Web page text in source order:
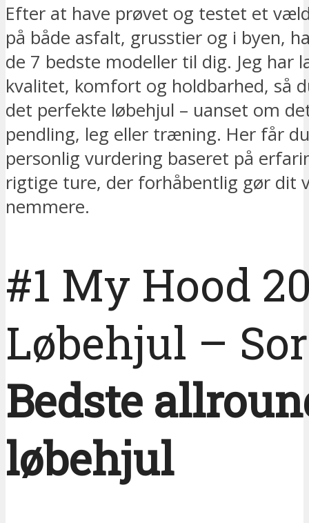
Efter at have prøvet og testet et
på både asfalt, grusstier og i byen,
de 7 bedste modeller til dig. Jeg har
kvalitet, komfort og holdbarhed, så
det perfekte løbehjul – uanset om
pendling, leg eller træning. Her får
personlig vurdering baseret på
rigtige ture, der forhåbentlig gør dit
nemmere.
#1 My Hood
Løbehjul –
Bedste
løbehjul